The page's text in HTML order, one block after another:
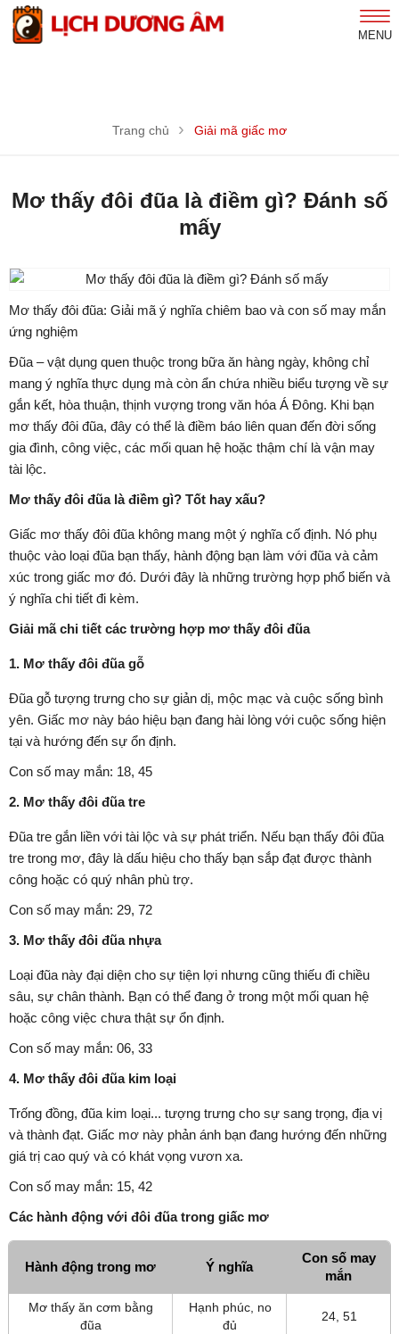
MENU
Trang chủ Giải mã giấc mơ
Mơ thấy đôi đũa là điềm gì? Đánh số
mấy
Mơ thấy đôi đũa: Giải mã ý nghĩa chiêm bao và con số may mắn
ứng nghiệm
Đũa – vật dụng quen thuộc trong bữa ăn hàng ngày, không chỉ
mang ý nghĩa thực dụng mà còn ẩn chứa nhiều biểu tượng về sự
gắn kết, hòa thuận, thịnh vượng trong văn hóa Á Đông. Khi bạn
mơ thấy đôi đũa, đây có thể là điềm báo liên quan đến đời sống
gia đình, công việc, các mối quan hệ hoặc thậm chí là vận may
tài lộc.
Mơ thấy đôi đũa là điềm gì? Tốt hay xấu?
Giấc mơ thấy đôi đũa không mang một ý nghĩa cố định. Nó phụ
thuộc vào loại đũa bạn thấy, hành động bạn làm với đũa và cảm
xúc trong giấc mơ đó. Dưới đây là những trường hợp phổ biến và
ý nghĩa chi tiết đi kèm.
Giải mã chi tiết các trường hợp mơ thấy đôi đũa
1. Mơ thấy đôi đũa gỗ
Đũa gỗ tượng trưng cho sự giản dị, mộc mạc và cuộc sống bình
yên. Giấc mơ này báo hiệu bạn đang hài lòng với cuộc sống hiện
tại và hướng đến sự ổn định.
Con số may mắn: 18, 45
2. Mơ thấy đôi đũa tre
Đũa tre gắn liền với tài lộc và sự phát triển. Nếu bạn thấy đôi đũa
tre trong mơ, đây là dấu hiệu cho thấy bạn sắp đạt được thành
công hoặc có quý nhân phù trợ.
Con số may mắn: 29, 72
3. Mơ thấy đôi đũa nhựa
Loại đũa này đại diện cho sự tiện lợi nhưng cũng thiếu đi chiều
sâu, sự chân thành. Bạn có thể đang ở trong một mối quan hệ
hoặc công việc chưa thật sự ổn định.
Con số may mắn: 06, 33
4. Mơ thấy đôi đũa kim loại
Trống đồng, đũa kim loại... tượng trưng cho sự sang trọng, địa vị
và thành đạt. Giấc mơ này phản ánh bạn đang hướng đến những
giá trị cao quý và có khát vọng vươn xa.
Con số may mắn: 15, 42
Các hành động với đôi đũa trong giấc mơ
Hành động trong mơ Ý nghĩa
Con số may
mắn
Mơ thấy ăn cơm bằng
đũa
Hạnh phúc, no
đủ
24, 51